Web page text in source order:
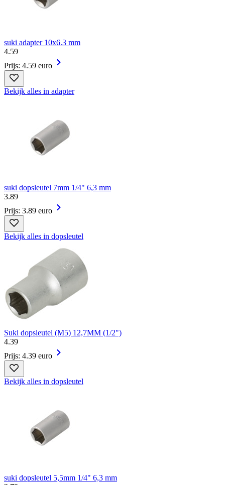
suki adapter 10x6.3 mm
4.59
Prijs: 4.59 euro
Bekijk alles in adapter
suki dopsleutel 7mm 1/4" 6,3 mm
3.89
Prijs: 3.89 euro
Bekijk alles in dopsleutel
Suki dopsleutel (M5) 12,7MM (1/2")
4.39
Prijs: 4.39 euro
Bekijk alles in dopsleutel
suki dopsleutel 5,5mm 1/4" 6,3 mm